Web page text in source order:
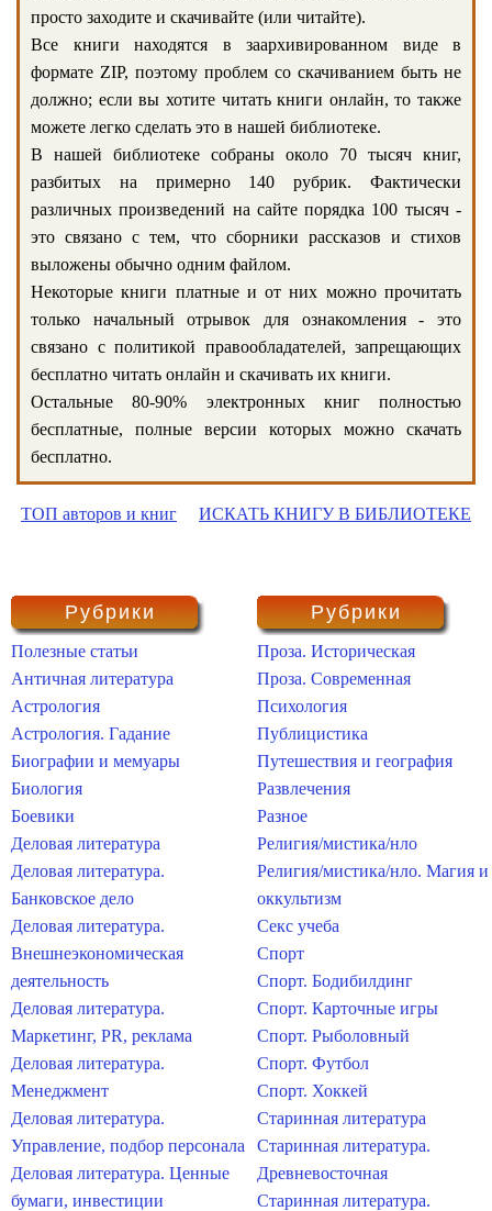
просто заходите и скачивайте (или читайте).
Все книги находятся в заархивированном виде в
формате ZIP, поэтому проблем со скачиванием быть не
должно; если вы хотите читать книги онлайн, то также
можете легко сделать это в нашей библиотеке.
В нашей библиотеке собраны около 70 тысяч книг,
разбитых на примерно 140 рубрик. Фактически
различных произведений на сайте порядка 100 тысяч -
это связано с тем, что сборники рассказов и стихов
выложены обычно одним файлом.
Некоторые книги платные и от них можно прочитать
только начальный отрывок для ознакомления - это
связано с политикой правообладателей, запрещающих
бесплатно читать онлайн и скачивать их книги.
Остальные 80-90% электронных книг полностью
бесплатные, полные версии которых можно скачать
бесплатно.
ТОП авторов и книг ИСКАТЬ КНИГУ В БИБЛИОТЕКЕ
Рубрики
Полезные статьи
Античная литература
Астрология
Астрология. Гадание
Биографии и мемуары
Биология
Боевики
Деловая литература
Деловая литература.
Банковское дело
Деловая литература.
Внешнеэкономическая
деятельность
Деловая литература.
Маркетинг, PR, реклама
Деловая литература.
Менеджмент
Деловая литература.
Управление, подбор персонала
Деловая литература. Ценные
бумаги, инвестиции
Рубрики
Проза. Историческая
Проза. Современная
Психология
Публицистика
Путешествия и география
Развлечения
Разное
Религия/мистика/нло
Религия/мистика/нло. Магия и
оккультизм
Секс учеба
Спорт
Спорт. Бодибилдинг
Спорт. Карточные игры
Спорт. Рыболовный
Спорт. Футбол
Спорт. Хоккей
Старинная литература
Старинная литература.
Древневосточная
Старинная литература.